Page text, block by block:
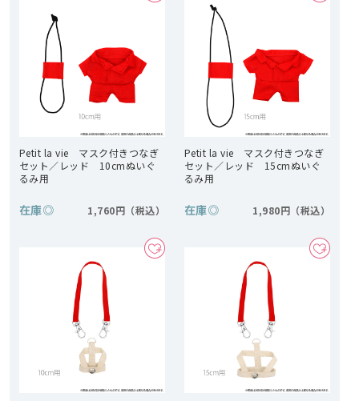
Petit la vie マスク付きつなぎ
セット／レッド 10cmぬいぐ
るみ用
在庫◎ 1,760円
Petit la vie マスク付きつなぎ
セット／レッド 15cmぬいぐ
るみ用
在庫◎ 1,980円